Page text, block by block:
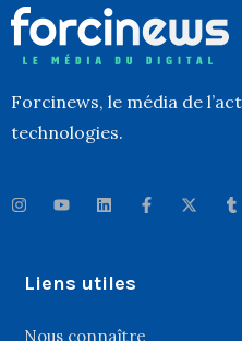
Forcinews, le média de
technologies.
Liens utiles
Nous connaître